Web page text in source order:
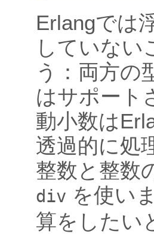
Erlangでは
していない
う：両方の
はサポート
動小数は
透過的に処
整数と整数
div を使い
算をしたい